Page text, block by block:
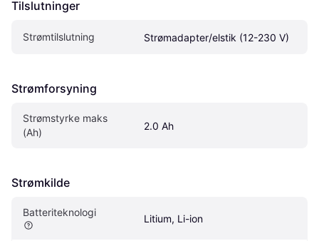
Tilslutninger
Strømtilslutning Strømadapter/elstik (12-230 V)
Strømforsyning
Strømstyrke maks
(Ah)
2.0 Ah
Strømkilde
Batteriteknologi
Litium, Li-ion